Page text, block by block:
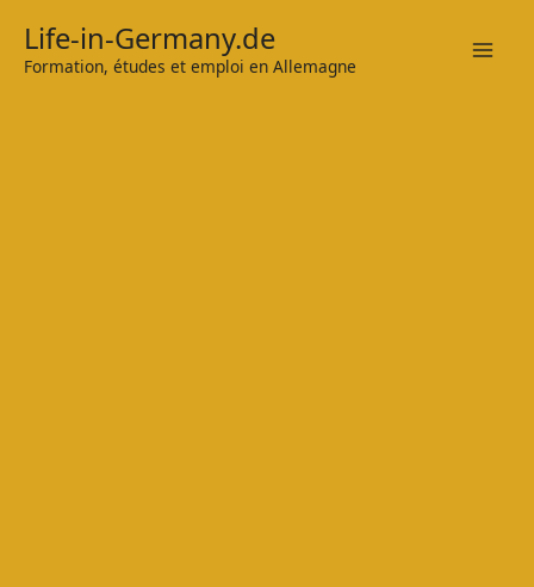
Inhalt
springen
Life-in-Germany.de
Formation, études et emploi en Allemagne